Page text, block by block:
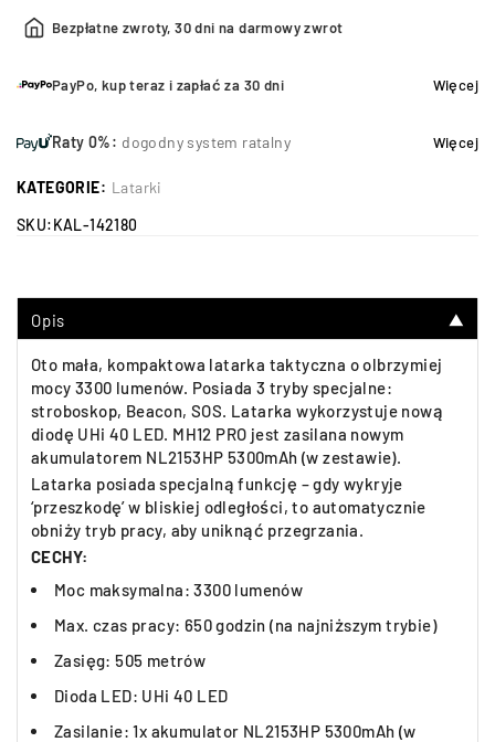
Bezpłatne zwroty, 30 dni na darmowy zwrot
PayPo, kup teraz i zapłać za 30 dni Więcej
Raty 0%: dogodny system ratalny Więcej
KATEGORIE: Latarki
SKU:KAL-142180
Opis ▼
Oto mała, kompaktowa latarka taktyczna o olbrzymiej
mocy 3300 lumenów. Posiada 3 tryby specjalne:
stroboskop, Beacon, SOS. Latarka wykorzystuje nową
diodę UHi 40 LED. MH12 PRO jest zasilana nowym
akumulatorem NL2153HP 5300mAh (w zestawie).
Latarka posiada specjalną funkcję – gdy wykryje
‘przeszkodę’ w bliskiej odległości, to automatycznie
obniży tryb pracy, aby uniknąć przegrzania.
CECHY:
Moc maksymalna: 3300 lumenów
Max. czas pracy: 650 godzin (na najniższym trybie)
Zasięg: 505 metrów
Dioda LED: UHi 40 LED
Zasilanie: 1x akumulator NL2153HP 5300mAh (w